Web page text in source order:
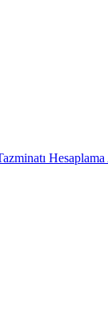
Hesaplama